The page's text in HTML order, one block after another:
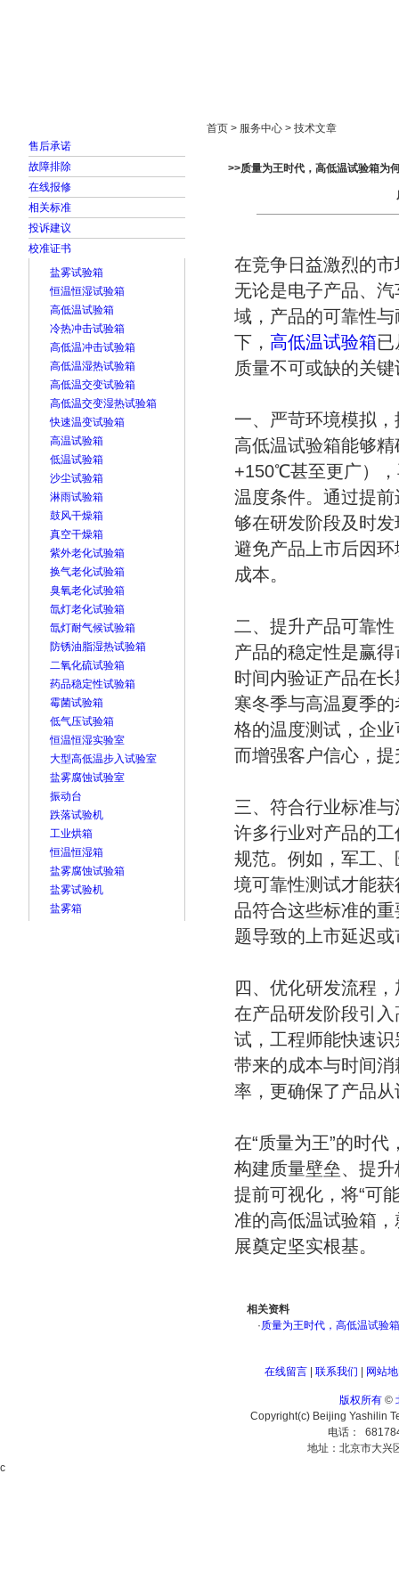
售后承诺
故障排除
在线报修
相关标准
投诉建议
校准证书
盐雾试验箱
恒温恒湿试验箱
高低温试验箱
冷热冲击试验箱
高低温冲击试验箱
高低温湿热试验箱
高低温交变试验箱
高低温交变湿热试验箱
快速温变试验箱
高温试验箱
低温试验箱
沙尘试验箱
淋雨试验箱
鼓风干燥箱
真空干燥箱
紫外老化试验箱
换气老化试验箱
臭氧老化试验箱
氙灯老化试验箱
氙灯耐气候试验箱
防锈油脂湿热试验箱
二氧化硫试验箱
药品稳定性试验箱
霉菌试验箱
低气压试验箱
恒温恒湿实验室
大型高低温步入试验室
盐雾腐蚀试验室
振动台
跌落试验机
工业烘箱
恒温恒湿箱
盐雾腐蚀试验箱
盐雾试验机
盐雾箱
首页 > 服务中心 > 技术文章
>>质量为王时代，高低温试验箱为
在竞争日益激烈的
无论是电子产品、
域，产品的可靠性
下， 高低温试验箱已
质量不可或缺的关
一、严苛环境模拟
高低温试验箱能够
+150℃甚至更广）
温度条件。通过提
够在研发阶段及时
避免产品上市后因
成本。
二、提升产品可靠
产品的稳定性是赢
时间内验证产品在
寒冬季与高温夏季
格的温度测试，企
而增强客户信心，
三、符合行业标准
许多行业对产品的
规范。例如，军工
境可靠性测试才能
品符合这些标准的
题导致的上市延迟
四、优化研发流程
在产品研发阶段引
试，工程师能快速
带来的成本与时间
率，更确保了产品
在“质量为王”的时
构建质量壁垒、提
提前可视化，将“可
准的高低温试验箱
展奠定坚实根基。
相关资料
·质量为王时代，高低温试验
在线留言| 联系我们 网站
版权所有©
Copyright(c) Beijing Yashilin
电话：
地址：北京市大兴
c